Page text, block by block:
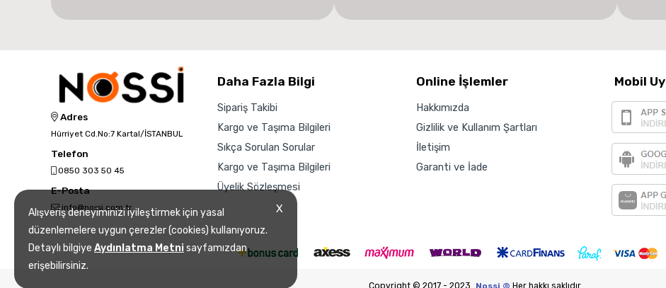
Adres
Hürriyet Cd.No:7 Kartal/İSTANBUL
Telefon
0850 303 50 45
E-Posta
info@nossi.com.tr
Daha Fazla Bilgi
Sipariş Takibi
Kargo ve Taşıma Bilgileri
Sıkça Sorulan Sorular
Kargo ve Taşıma Bilgileri
Üyelik Sözleşmesi
Online İşlemler
Hakkımızda
Gizlilik ve Kullanım Şartları
İletişim
Garanti ve İade
Mobil
X
Alışveriş deneyiminizi iyileştirmek için yasal
düzenlemelere uygun çerezler (cookies) kullanıyoruz.
Detaylı bilgiye Aydınlatma Metnisayfamızdan
erişebilirsiniz.
Copyright © 2017 - 2023 Nossi © Her hakkı saklıdır.